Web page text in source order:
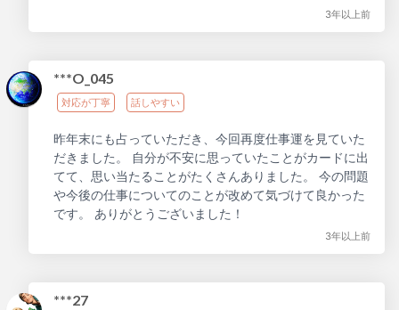
3年以上前
***O_045
対応が丁寧 話しやすい
昨年末にも占っていただき、今回再度仕事運を見ていた
だきました。 自分が不安に思っていたことがカードに出
てて、思い当たることがたくさんありました。 今の問題
や今後の仕事についてのことが改めて気づけて良かった
です。 ありがとうございました！
3年以上前
***27